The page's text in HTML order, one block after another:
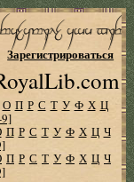
Зарегистрироваться
О П Р С Т У Ф Х Ц
П Р С Т У Ф Х Ц Ч
П Р С Т У Ф Х Ц Ч